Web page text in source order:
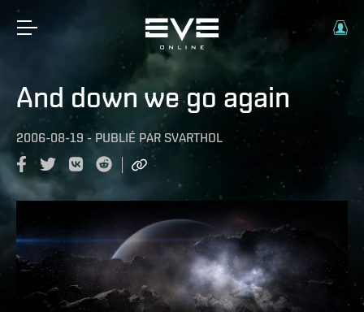
And down we go again
2006-08-19 - PUBLIÉ PAR SVARTHOL